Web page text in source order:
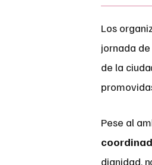
Los
jornada
de la
Pese al
dignidad,